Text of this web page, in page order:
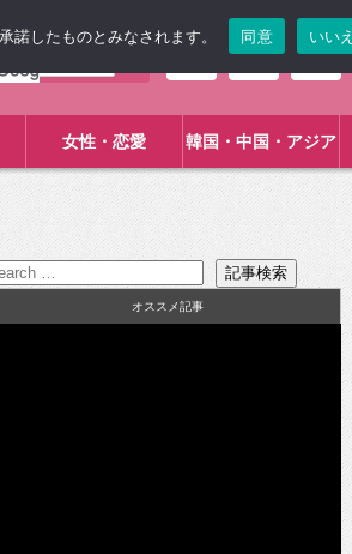
女性・恋愛 韓国・中国・アジア
オススメ記事
したものとみなされます。 同意 いいえ